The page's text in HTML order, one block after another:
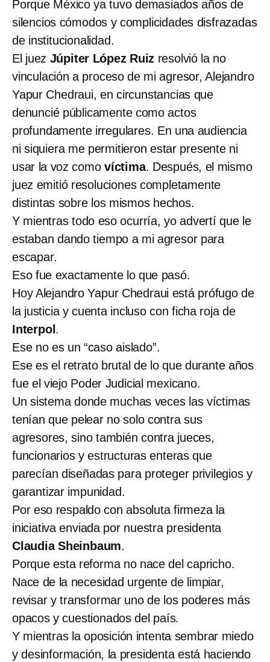
Porque México ya tuvo demasiados años de
silencios cómodos y complicidades disfrazadas
de institucionalidad.
El juez Júpiter López Ruiz resolvió la no
vinculación a proceso de mi agresor, Alejandro
Yapur Chedraui, en circunstancias que
denuncié públicamente como actos
profundamente irregulares. En una audiencia
ni siquiera me permitieron estar presente ni
usar la voz comovíctima. Después, el mismo
juez emitió resoluciones completamente
distintas sobre los mismos hechos.
Y mientras todo eso ocurría, yo advertí que le
estaban dando tiempo a mi agresor para
escapar.
Eso fue exactamente lo que pasó.
Hoy Alejandro Yapur Chedraui está prófugo de
la justicia y cuenta incluso con ficha roja de
Interpol .
Ese no es un “caso aislado”.
Ese es el retrato brutal de lo que durante años
fue el viejo Poder Judicial mexicano.
Un sistema donde muchas veces las víctimas
tenían que pelear no solo contra sus
agresores, sino también contra jueces,
funcionarios y estructuras enteras que
parecían diseñadas para proteger privilegios y
garantizar impunidad.
Por eso respaldo con absoluta firmeza la
iniciativa enviada por nuestra presidenta
Claudia Sheinbaum.
Porque esta reforma no nace del capricho.
Nace de la necesidad urgente de limpiar,
revisar y transformar uno de los poderes más
opacos y cuestionados del país.
Y mientras la oposición intenta sembrar miedo
y desinformación, la presidenta está haciendo